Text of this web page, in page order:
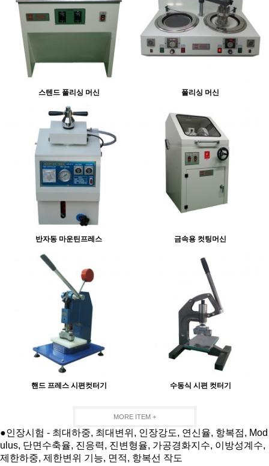
스텐드 폴리싱 머신 폴리싱 머신
반자동 마운틴프레스 금속용 컷팅머신
핸드 프레스 시편컷터기 수동식 시편 컷터기
MORE ITEM +
●인장시험 - 최대하중, 최대변위, 인장강도, 연신율, 항복점, Mod
ulus, 단면수축율, 진응력, 진변형율, 가공경화지수, 이방성계수,
제한하중, 제한변위 기능, 면적, 항복선 작도